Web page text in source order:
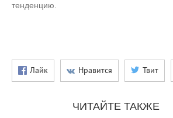
тенденцию.
Лайк Нравится Твит
ЧИТАЙТЕ ТАКЖЕ